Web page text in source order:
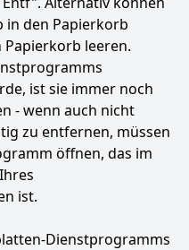
in den Papierkorb
leeren.
ist sie immer noch
- wenn auch nicht
zu entfernen, müssen
öffnen, das im
ist.
Dienstprogramms